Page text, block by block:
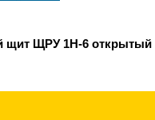
щит ЩРУ 1Н-6 открытый